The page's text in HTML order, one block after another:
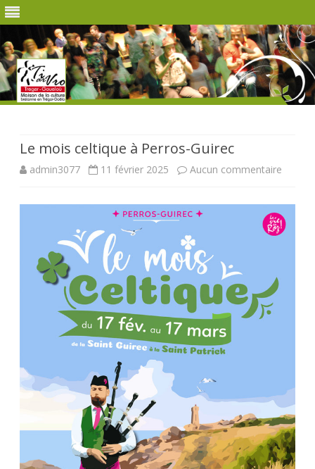
Le mois celtique à Perros-Guirec
admin3077 11 février 2025 Aucun commentaire
mois